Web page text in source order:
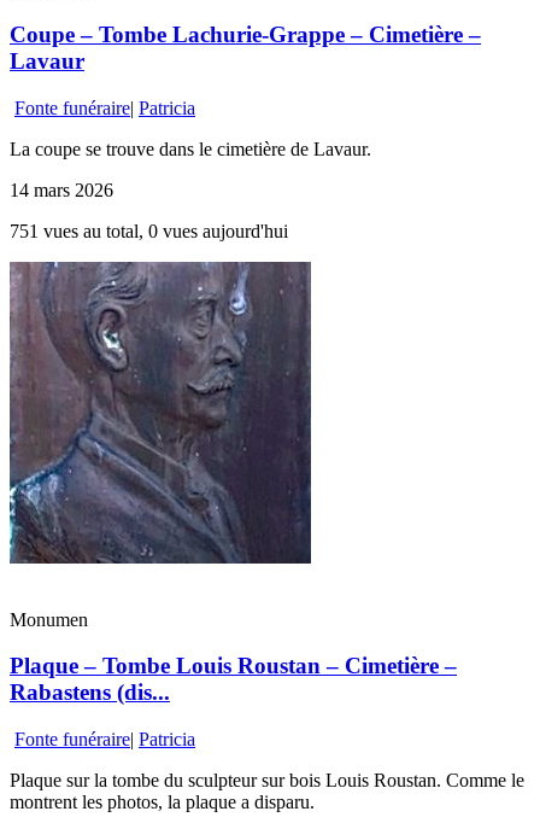
Coupe – Tombe Lachurie-Grappe – Cimetière –
Lavaur
Fonte funéraire| Patricia
La coupe se trouve dans le cimetière de Lavaur.
14 mars 2026
751 vues au total, 0 vues aujourd'hui
Monumen
Plaque – Tombe Louis Roustan – Cimetière –
Rabastens (dis...
Fonte funéraire| Patricia
Plaque sur la tombe du sculpteur sur bois Louis Roustan. Comme le
montrent les photos, la plaque a disparu.